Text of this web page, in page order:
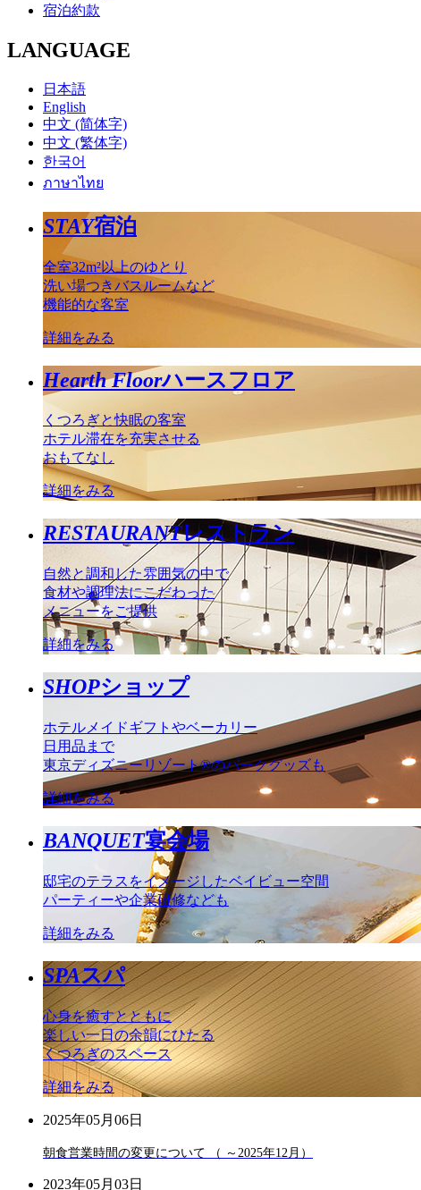
宿泊約款
LANGUAGE
日本語
English
中文 (简体字)
中文 (繁体字)
한국어
ภาษาไทย
STAY宿泊
全室32m²以上のゆとり
洗い場つきバスルームなど
機能的な客室
詳細をみる
Hearth Floorハースフロア
くつろぎと快眠の客室
ホテル滞在を充実させる
おもてなし
詳細をみる
RESTAURANTレストラン
自然と調和した雰囲気の中で
食材や調理法にこだわった
メニューをご提供
詳細をみる
SHOPショップ
ホテルメイドギフトやベーカリー
日用品まで
東京ディズニーリゾート®のパークグッズも
詳細をみる
BANQUET宴会場
邸宅のテラスをイメージしたベイビュー空間
パーティーや企業研修なども
詳細をみる
SPAスパ
心身を癒すとともに
楽しい一日の余韻にひたる
くつろぎのスペース
詳細をみる
2025年05月06日
朝食営業時間の変更について （ ～2025年12月）
2023年05月03日